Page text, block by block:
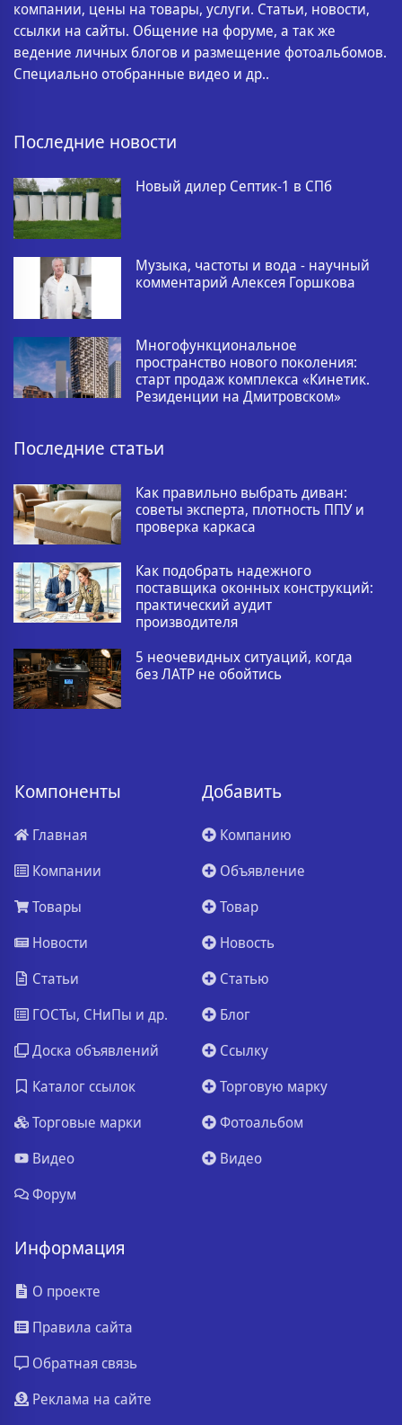
компании, цены на товары, услуги. Статьи, новости,
ссылки на сайты. Общение на форуме, а так же
ведение личных блогов и размещение фотоальбомов.
Специально отобранные видео и др..
Последние новости
Новый дилер Септик-1 в СПб
Музыка, частоты и вода - научный
комментарий Алексея Горшкова
Многофункциональное
пространство нового поколения:
старт продаж комплекса «Кинетик.
Резиденции на Дмитровском»
Последние статьи
Как правильно выбрать диван:
советы эксперта, плотность ППУ и
проверка каркаса
Как подобрать надежного
поставщика оконных конструкций:
практический аудит
производителя
5 неочевидных ситуаций, когда
без ЛАТР не обойтись
Компоненты
Главная
Компании
Товары
Новости
Статьи
ГОСТы, СНиПы и др.
Доска объявлений
Каталог ссылок
Торговые марки
Видео
Форум
Добавить
Компанию
Объявление
Товар
Новость
Статью
Блог
Ссылку
Торговую марку
Фотоальбом
Видео
Информация
О проекте
Правила сайта
Обратная связь
Реклама на сайте